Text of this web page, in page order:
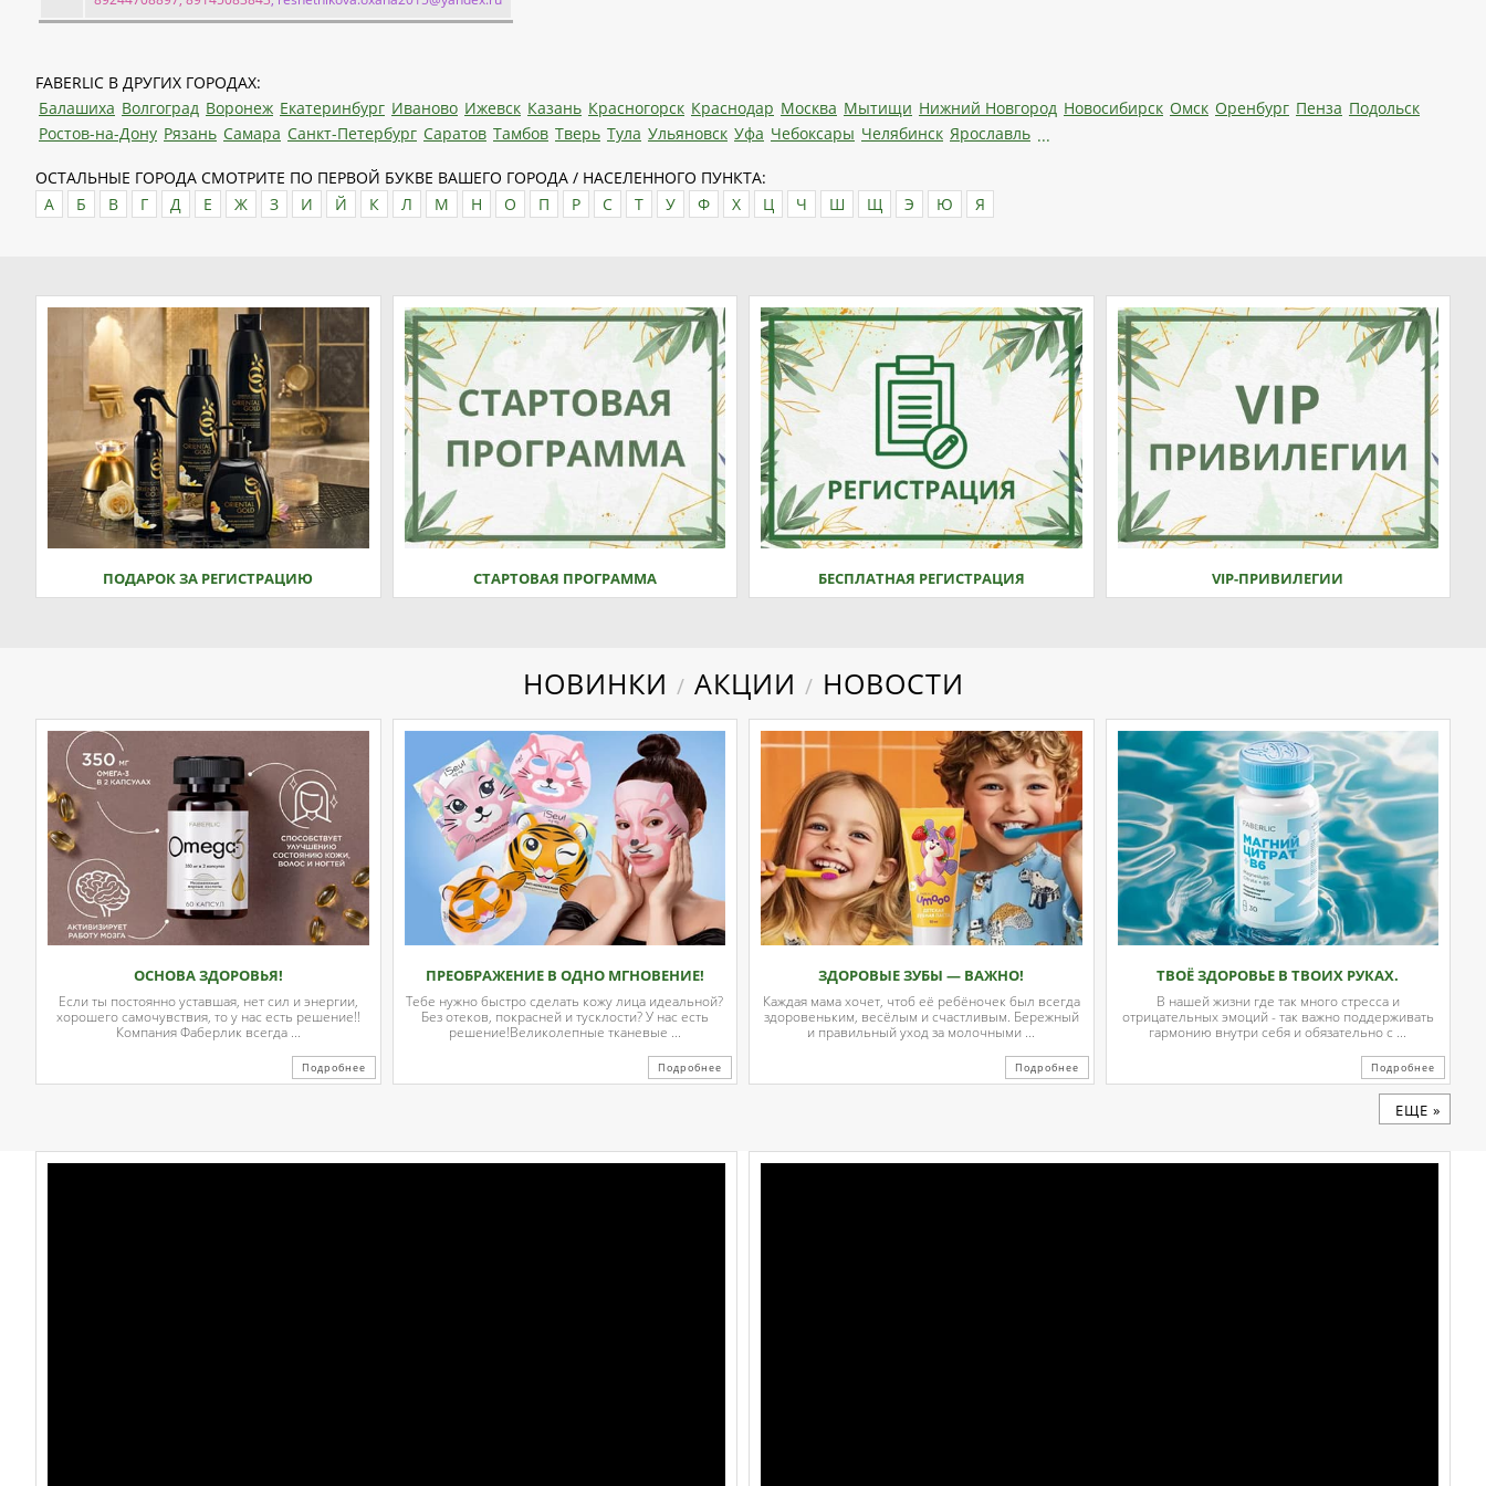
FABERLIC В ДРУГИХ ГОРОДАХ:
Балашиха Волгоград Воронеж Екатеринбург Иваново Ижевск Казань Красногорск Краснодар Москва Мытищи Нижний Новгород Новосибирск Омск Оренбург Пенза Подольск
Ростов-на-Дону Рязань Самара Санкт-Петербург Саратов Тамбов Тверь Тула Ульяновск Уфа Чебоксары Челябинск Ярославль ...
ОСТАЛЬНЫЕ ГОРОДА СМОТРИТЕ ПО ПЕРВОЙ БУКВЕ ВАШЕГО ГОРОДА / НАСЕЛЕННОГО ПУНКТА:
А
Б В Г Д Е Ж З И Й К Л М Н О П Р С Т У Ф Х Ц Ч Ш Щ Э Ю Я
ПОДАРОК ЗА РЕГИСТРАЦИЮ СТАРТОВАЯ ПРОГРАММА БЕСПЛАТНАЯ РЕГИСТРАЦИЯ VIP-ПРИВИЛЕГИИ
НОВИНКИ / АКЦИИ / НОВОСТИ
ОСНОВА ЗДОРОВЬЯ!
Если ты постоянно уставшая, нет сил и энергии,
хорошего самочувствия, то у нас есть решение!!
Компания Фаберлик всегда ...
Подробнее
ПРЕОБРАЖЕНИЕ В ОДНО МГНОВЕНИЕ!
Тебе нужно быстро сделать кожу лица идеальной?
Без отеков, покрасней и тусклости? У нас есть
решение!Великолепные тканевые ...
Подробнее
ЗДОРОВЫЕ ЗУБЫ — ВАЖНО!
Каждая мама хочет, чтоб её ребёночек был всегда
здоровеньким, весёлым и счастливым. Бережный
и правильный уход за молочными ...
Подробнее
ТВОЁ ЗДОРОВЬЕ В ТВОИХ РУКАХ.
В нашей жизни где так много стресса и
отрицательных эмоций - так важно поддерживать
гармонию внутри себя и обязательно с ...
Подробнее
ЕЩЕ »